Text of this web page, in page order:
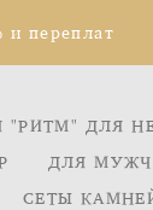
и переплат
"РИТМ" ДЛЯ
ДЛЯ
СЕТЫ